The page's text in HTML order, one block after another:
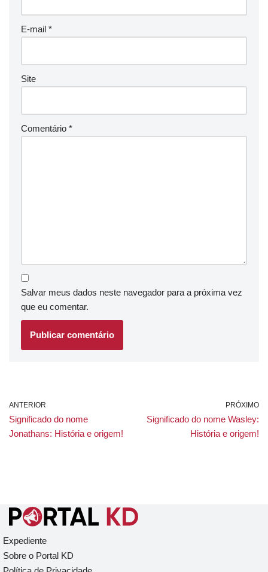
E-mail *
Site
Comentário *
Salvar meus dados neste navegador para a próxima vez
que eu comentar.
ANTERIOR
Significado do nome
Jonathans: História e origem!
PRÓXIMO
Significado do nome Wasley:
História e origem!
Expediente
Sobre o Portal KD